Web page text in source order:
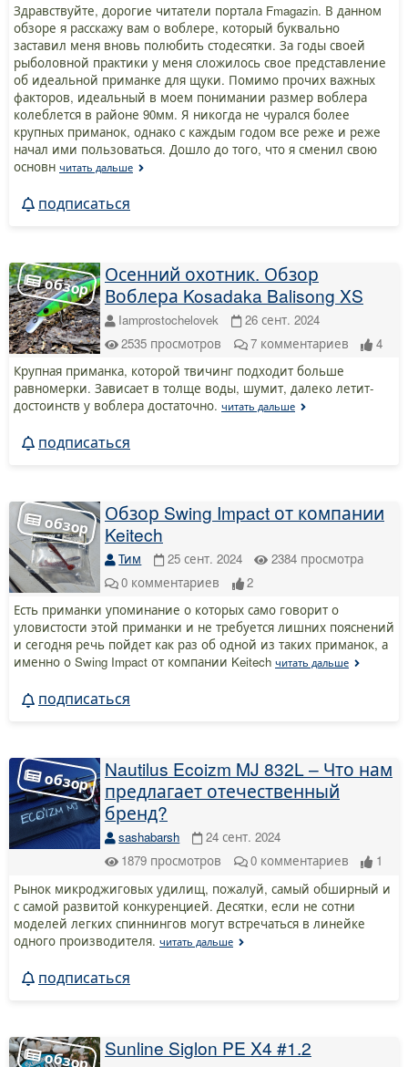
Здравствуйте, дорогие читатели портала Fmagazin. В данном
обзоре я расскажу вам о воблере, который буквально
заставил меня вновь полюбить стодесятки. За годы своей
рыболовной практики у меня сложилось свое представление
об идеальной приманке для щуки. Помимо прочих важных
факторов, идеальный в моем понимании размер воблера
колеблется в районе 90мм. Я никогда не чурался более
крупных приманок, однако с каждым годом все реже и реже
начал ими пользоваться. Дошло до того, что я сменил свою
основн читать дальше
подписаться
Осенний охотник. Обзор
Воблера Kosadaka Balisong XS
Iamprostochelovek
26 сент. 2024
2535 просмотров 7 комментариев
4
Крупная приманка, которой твичинг подходит больше
равномерки. Зависает в толще воды, шумит, далеко летит-
достоинств у воблера достаточно. читать дальше
подписаться
Обзор Swing Impact от компании
Keitech
Тим 25 сент. 2024 2384 просмотра
0 комментариев
2
Есть приманки упоминание о которых само говорит о
уловистости этой приманки и не требуется лишних пояснений
и сегодня речь пойдет как раз об одной из таких приманок, а
именно о Swing Impact от компании Keitech читать дальше
подписаться
Nautilus Ecoizm MJ 832L – Что нам
предлагает отечественный
бренд?
sashabarsh
24 сент. 2024
1879 просмотров 0 комментариев
1
Рынок микроджиговых удилищ, пожалуй, самый обширный и
с самой развитой конкуренцией. Десятки, если не сотни
моделей легких спиннингов могут встречаться в линейке
одного производителя. читать дальше
подписаться
Sunline Siglon PE X4 #1.2